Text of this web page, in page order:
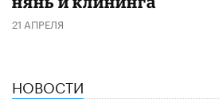
21 АПРЕЛЯ
НОВОСТИ